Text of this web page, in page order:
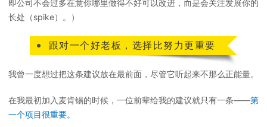
即公司不会过多在意你哪里做得不好可以改进，而是会关注发展你的
长处（spike）。）
跟对一个好老板，选择比努力更重要
我曾一度想过把这条建议放在最前面，尽管它听起来不那么正能量。
在我最初加入麦肯锡的时候，一位前辈给我的建议就只有一条——第
一个项目很重要。